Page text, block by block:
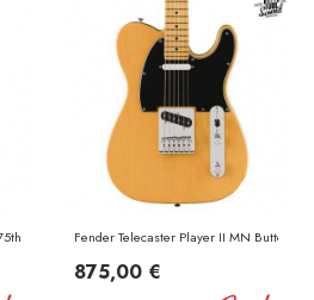
Anniversary Road Worn MN Butterscotch Blonde
Fender Telecaster Player II MN
875,00 €